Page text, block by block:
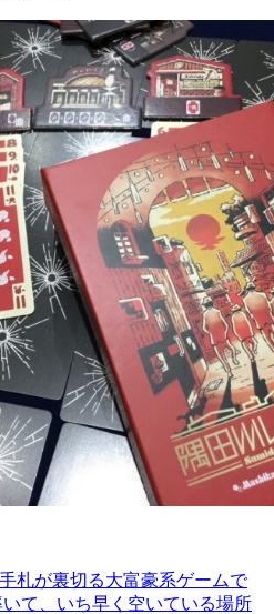
札が裏切る大富豪系ゲームで
て、いち早く空いている場所